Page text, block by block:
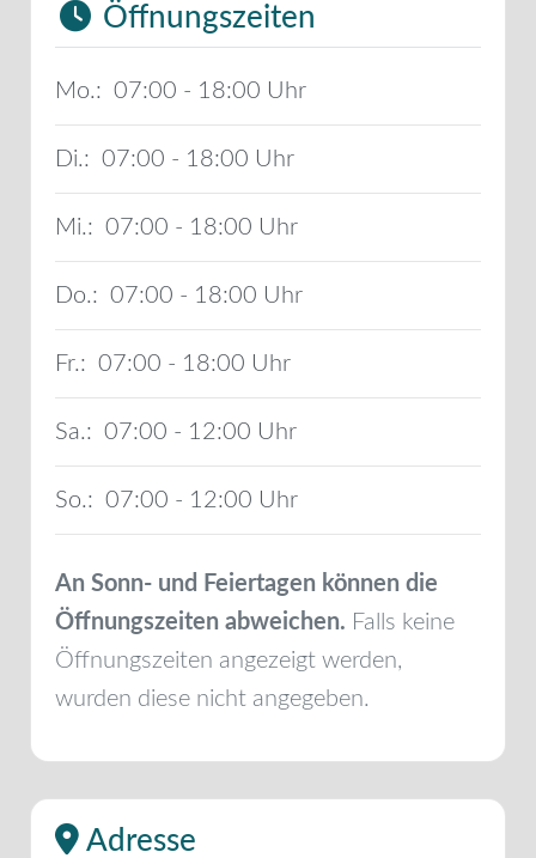
Öffnungszeiten
Mo.: 07:00 - 18:00
Di.: 07:00 - 18:00
Mi.: 07:00 - 18:00
Do.: 07:00 - 18:00
Fr.: 07:00 - 18:00
Sa.: 07:00 - 12:00
So.: 07:00 - 12:00
An Sonn- und Feiertagen können die
Öffnungszeiten abweichen. Falls keine
Öffnungszeiten angezeigt werden,
wurden diese nicht angegeben.
Adresse